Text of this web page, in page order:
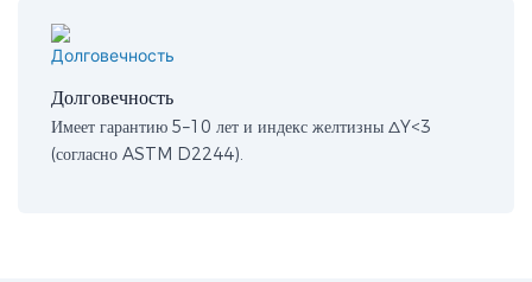
Долговечность
Имеет гарантию 5–10 лет и индекс желтизны ΔY<3
(согласно ASTM D2244).